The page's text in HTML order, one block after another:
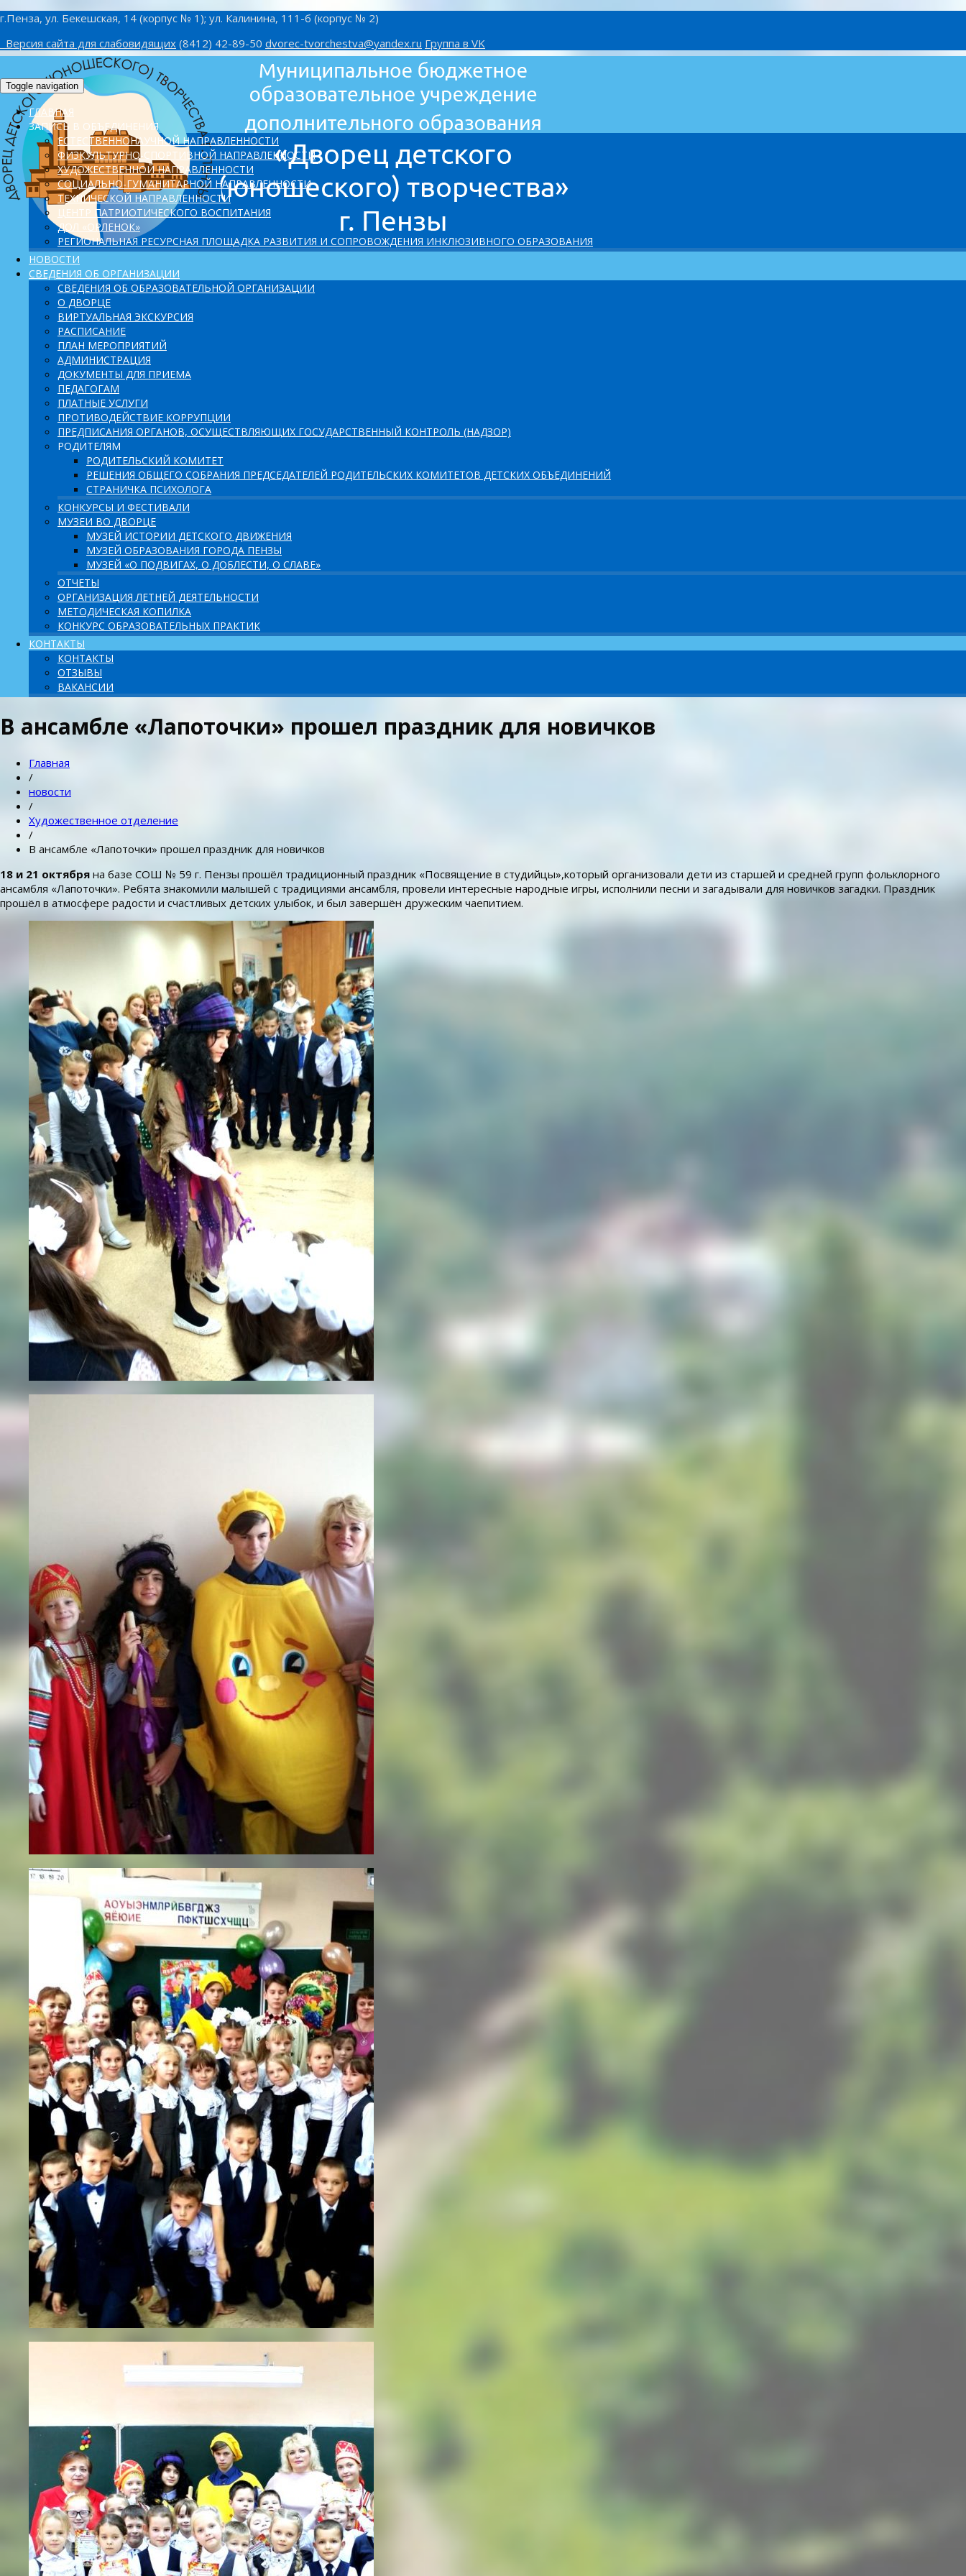
г.Пенза, ул. Бекешская, 14 (корпус № 1); ул. Калинина, 111-б (корпус № 2)
Версия сайта для слабовидящих (8412) 42-89-50 dvorec-tvorchestva@yandex.ru Группа в VK
Toggle navigation
ГЛАВНАЯ
ЗАПИСЬ В ОБЪЕДИНЕНИЯ
ЕСТЕСТВЕННОНАУЧНОЙ НАПРАВЛЕННОСТИ
ФИЗКУЛЬТУРНО-СПОРТИВНОЙ НАПРАВЛЕННОСТИ
ХУДОЖЕСТВЕННОЙ НАПРАВЛЕННОСТИ
СОЦИАЛЬНО-ГУМАНИТАРНОЙ НАПРАВЛЕННОСТИ
ТЕХНИЧЕСКОЙ НАПРАВЛЕННОСТИ
ЦЕНТР ПАТРИОТИЧЕСКОГО ВОСПИТАНИЯ
ДОЛ «ОРЛЕНОК»
PЕГИОНАЛЬНАЯ РЕСУРСНАЯ ПЛОЩАДКА РАЗВИТИЯ И СОПРОВОЖДЕНИЯ ИНКЛЮЗИВНОГО ОБРАЗОВАНИЯ
НОВОСТИ
СВЕДЕНИЯ ОБ ОРГАНИЗАЦИИ
СВЕДЕНИЯ ОБ ОБРАЗОВАТЕЛЬНОЙ ОРГАНИЗАЦИИ
О ДВОРЦЕ
ВИРТУАЛЬНАЯ ЭКСКУРСИЯ
РАСПИСАНИЕ
ПЛАН МЕРОПРИЯТИЙ
АДМИНИСТРАЦИЯ
ДОКУМЕНТЫ ДЛЯ ПРИЕМА
ПЕДАГОГАМ
ПЛАТНЫЕ УСЛУГИ
ПРОТИВОДЕЙСТВИЕ КОРРУПЦИИ
ПРЕДПИСАНИЯ ОРГАНОВ, ОСУЩЕСТВЛЯЮЩИХ ГОСУДАРСТВЕННЫЙ КОНТРОЛЬ (НАДЗОР)
РОДИТЕЛЯМ
РОДИТЕЛЬСКИЙ КОМИТЕТ
РЕШЕНИЯ ОБЩЕГО СОБРАНИЯ ПРЕДСЕДАТЕЛЕЙ РОДИТЕЛЬСКИХ КОМИТЕТОВ ДЕТСКИХ ОБЪЕДИНЕНИЙ
СТРАНИЧКА ПСИХОЛОГА
КОНКУРСЫ И ФЕСТИВАЛИ
МУЗЕИ ВО ДВОРЦЕ
МУЗЕЙ ИСТОРИИ ДЕТСКОГО ДВИЖЕНИЯ
МУЗЕЙ ОБРАЗОВАНИЯ ГОРОДА ПЕНЗЫ
МУЗЕЙ «О ПОДВИГАХ, О ДОБЛЕСТИ, О СЛАВЕ»
ОТЧЕТЫ
ОРГАНИЗАЦИЯ ЛЕТНЕЙ ДЕЯТЕЛЬНОСТИ
МЕТОДИЧЕСКАЯ КОПИЛКА
КОНКУРС ОБРАЗОВАТЕЛЬНЫХ ПРАКТИК
КОНТАКТЫ
КОНТАКТЫ
ОТЗЫВЫ
ВАКАНСИИ
В ансамбле «Лапоточки» прошел праздник для новичков
Главная
/
новости
/
Художественное отделение
/
В ансамбле «Лапоточки» прошел праздник для новичков
18 и 21 октября на базе СОШ № 59 г. Пензы прошёл традиционный праздник «Посвящение в студийцы»,который организовали дети из старшей и средней групп фольклорного
ансамбля «Лапоточки». Ребята знакомили малышей с традициями ансамбля, провели интересные народные игры, исполнили песни и загадывали для новичков загадки. Праздник
прошёл в атмосфере радости и счастливых детских улыбок, и был завершён дружеским чаепитием.